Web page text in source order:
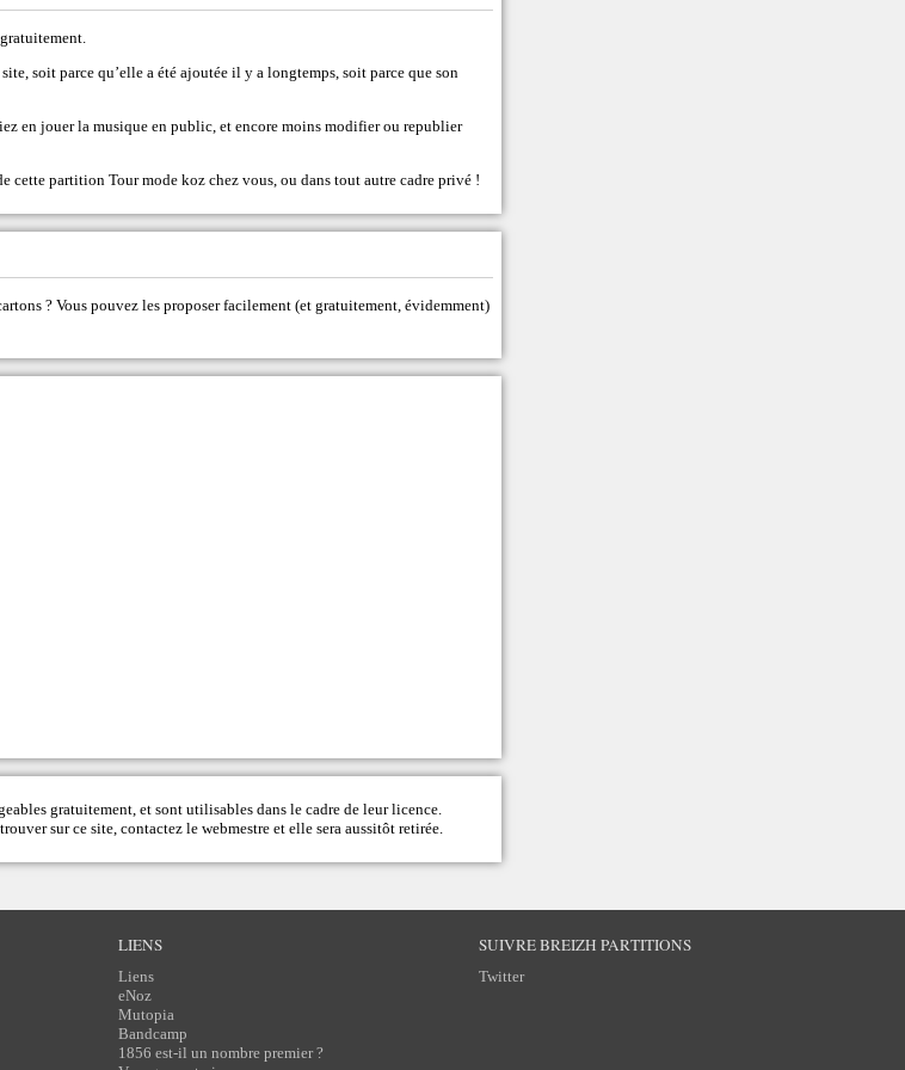
soit parce qu’elle a été ajoutée il y a longtemps, soit parce que son
en jouer la musique en public, et encore moins modifier ou republier
cette partition Tour mode koz chez vous, ou dans tout autre cadre privé !
? Vous pouvez les proposer facilement (et gratuitement, évidemment)
gratuitement, et sont utilisables dans le cadre de leur licence.
sur ce site, contactez lewebmestre et elle sera aussitôt retirée.
LIENS
Liens
eNoz
Mutopia
Bandcamp
1856 est-il un nombre premier ?
SUIVRE BREIZH PARTITIONS
Twitter